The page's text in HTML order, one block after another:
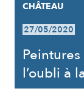
CHÂTEAU
27/05/2020
l’oubli à